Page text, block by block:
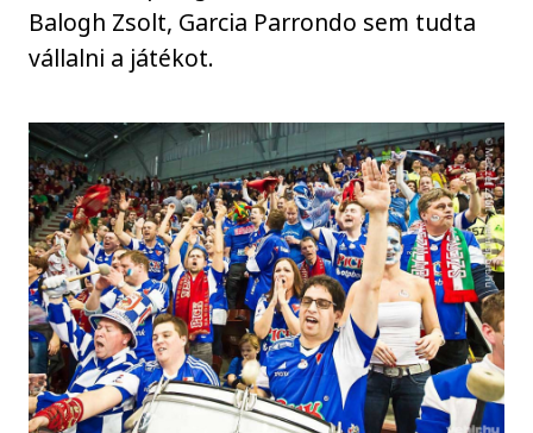
Balogh Zsolt, Garcia Parrondo sem tudta
vállalni a játékot.